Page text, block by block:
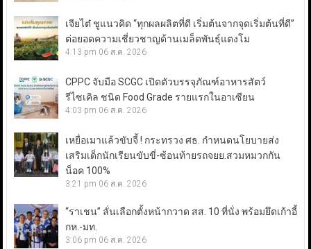
เจียไต๋ ชูแนวคิด “ทุกผลผลิตที่ดี เริ่มต้นจากจุดเริ่มต้นที่ดี”
ต่อยอดความเชี่ยวชาญด้านเมล็ดพันธุ์แตงโม
4:13 pm 06 ส.ค. 2026
CPPC จับมือ SCGC เปิดตัวบรรจุภัณฑ์อาหารสัตว์
รีไซเคิล ชนิด Food Grade รายแรกในอาเซียน
4:03 pm 06 ส.ค. 2026
เหยื่อเมาแล้วขับจี้ ! กระทรวง ศธ. กำหนดนโยบายส่ง
เสริมเด็กนักเรียนขับขี่-ซ้อนท้ายรถจยย.สวมหมวกกัน
น็อค 100%
3:21 pm 06 ส.ค. 2026
“ราเชน” ลั่นเลือกตั้งหน้ากวาด สส. 10 ที่นั่ง พร้อมยึดเก้าอี้
กห.-มท.
3:06 pm 06 ส.ค. 2026